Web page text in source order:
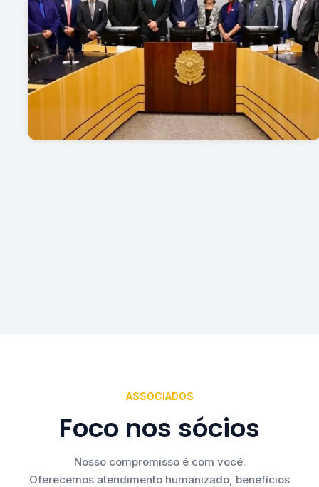
ASSOCIADOS
Foco nos sócios
Nosso compromisso é com você.
Oferecemos atendimento humanizado, benefícios